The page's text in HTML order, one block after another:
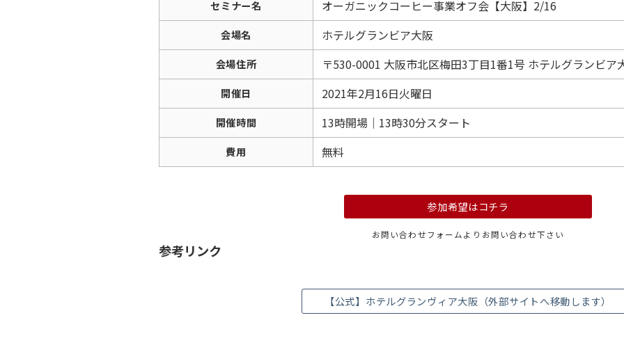
セミナー名 オーガニックコーヒー事業オフ会【大阪】2/16
会場名 ホテルグランビア大阪
会場住所 〒530-0001 大阪市北区梅田3丁目1番1号 ホテルグランビア
開催日 2021年2月16日火曜日
開催時間 13時開場｜13時30分スタート
費用 無料
参加希望はコチラ
お問い合わせフォームよりお問い合わせ下さい
参考リンク
【公式】ホテルグランヴィア大阪（外部サイトへ移動します）